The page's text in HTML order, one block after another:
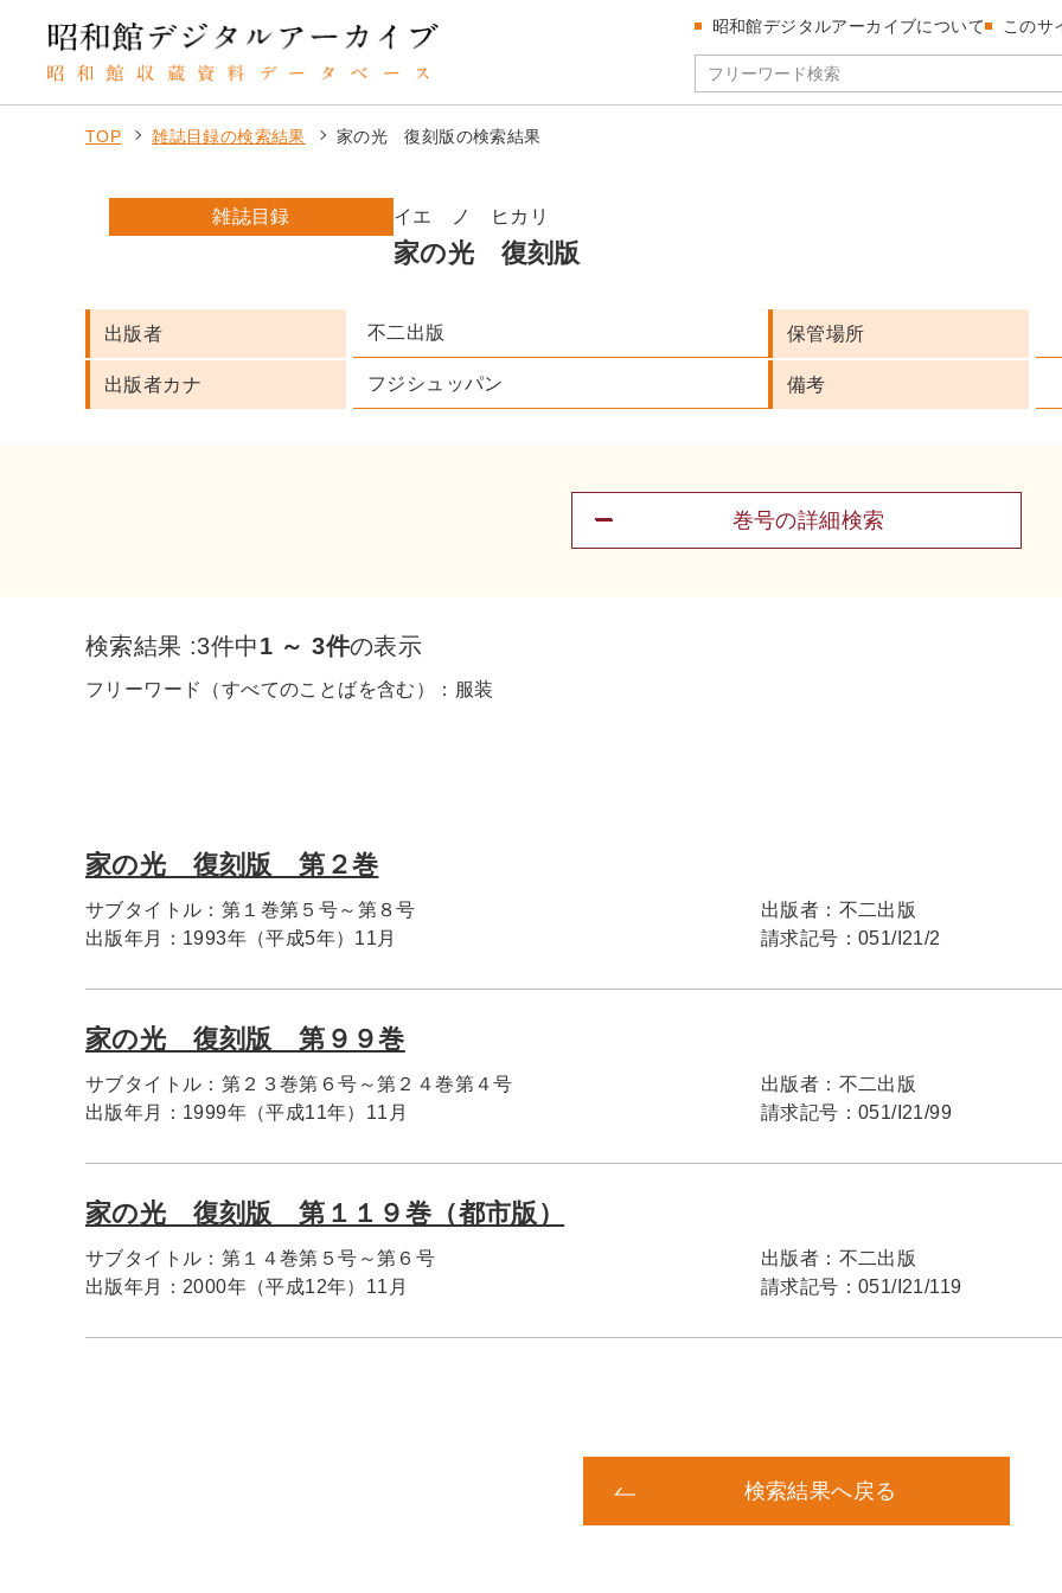
昭和館デジタルアーカイブについて このサ
TOP 雑誌目録の検索結果 家の光 復刻版の検索結果
雑誌目録 イエ ノ ヒカリ
家の光 復刻版
出版者 不二出版 保管場所
出版者カナ フジシュッパン 備考
巻号の詳細検索
検索結果 :3件中1 ～ 3件の表示
フリーワード（すべてのことばを含む）： 服装
家の光 復刻版 第２巻
サブタイトル： 第１巻第５号～第８号 出版者： 不二出版
出版年月： 1993年（平成5年）11月 請求記号： 051/I21/2
家の光 復刻版 第９９巻
サブタイトル： 第２３巻第６号～第２４巻第４号 出版者： 不二出版
出版年月： 1999年（平成11年）11月 請求記号： 051/I21/99
家の光 復刻版 第１１９巻（都市版）
サブタイトル： 第１４巻第５号～第６号 出版者： 不二出版
出版年月： 2000年（平成12年）11月 請求記号： 051/I21/119
検索結果へ戻る